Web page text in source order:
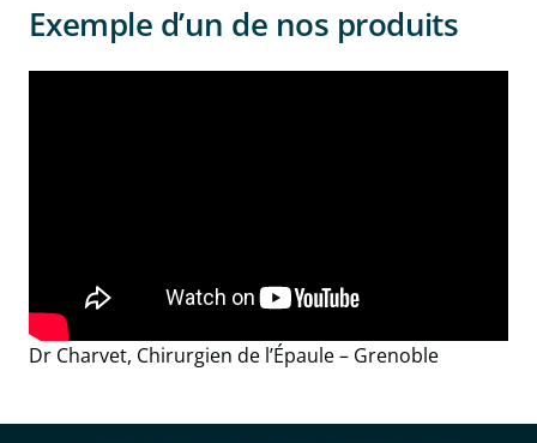
Exemple d’un de nos produits
Dr Charvet, Chirurgien de l’Épaule – Grenoble